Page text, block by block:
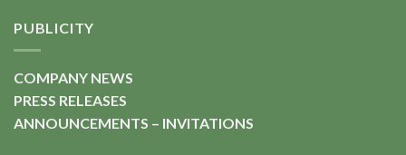
PUBLICITY
COMPANY NEWS
PRESS RELEASES
ANNOUNCEMENTS – INVITATIONS